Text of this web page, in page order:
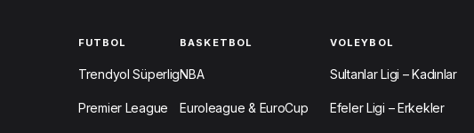
FUTBOL
Trendyol Süperlig
Premier League
BASKETBOL
NBA
Euroleague & EuroCup
VOLEYBOL
Sultanlar Ligi – Kadınlar
Efeler Ligi – Erkekler